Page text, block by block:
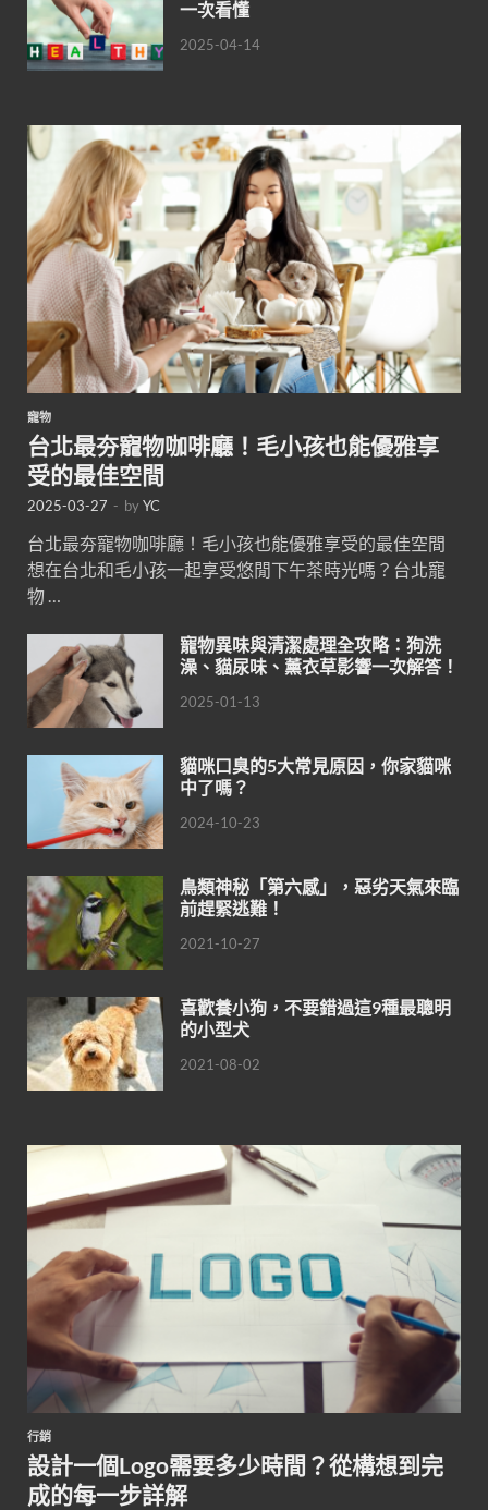
一次看懂
2025-04-14
寵物
台北最夯寵物咖啡廳！毛小孩也能優雅享
受的最佳空間
2025-03-27 - byYC
台北最夯寵物咖啡廳！毛小孩也能優雅享受的最佳空間
想在台北和毛小孩一起享受悠閒下午茶時光嗎？台北寵
物 …
寵物異味與清潔處理全攻略：狗洗
澡、貓尿味、薰衣草影響一次解答！
2025-01-13
貓咪口臭的5大常見原因，你家貓咪
中了嗎？
2024-10-23
鳥類神秘「第六感」，惡劣天氣來臨
前趕緊逃難！
2021-10-27
喜歡養小狗，不要錯過這9種最聰明
的小型犬
2021-08-02
行銷
設計一個Logo需要多少時間？從構想到完
成的每一步詳解